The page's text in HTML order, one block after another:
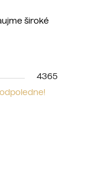
široké
4365